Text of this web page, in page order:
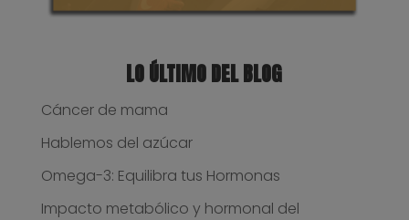
LO ÚLTIMO DEL BLOG
Cáncer de mama
Hablemos del azúcar
Omega-3: Equilibra tus Hormonas
Impacto metabólico y hormonal del